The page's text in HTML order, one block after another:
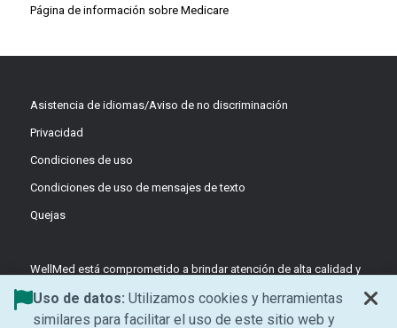
Página de información sobre Medicare
Asistencia de idiomas/Aviso de no discriminación
Privacidad
Condiciones de uso
Condiciones de uso de mensajes de texto
Quejas
WellMed está comprometido a brindar atención de alta calidad y
basada en el valor a través de equipos coordinados y liderados
por médicos, enfocados en la prevención y el apoyo centrado en
el paciente.
Uso de datos: Utilizamos cookies y herramientas
similares para facilitar el uso de este sitio web y